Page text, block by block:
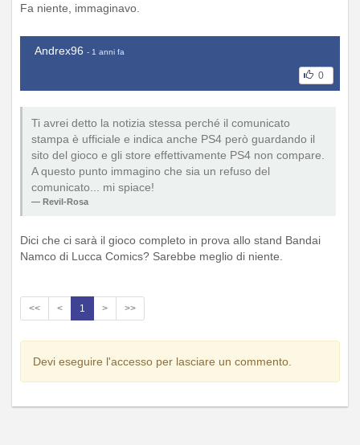
Fa niente, immaginavo.
Andrex96 - 1 anni fa
0
Ti avrei detto la notizia stessa perché il comunicato
stampa è ufficiale e indica anche PS4 però guardando il
sito del gioco e gli store effettivamente PS4 non compare.
A questo punto immagino che sia un refuso del
comunicato... mi spiace!
Revil-Rosa
Dici che ci sarà il gioco completo in prova allo stand Bandai
Namco di Lucca Comics? Sarebbe meglio di niente.
<< < 1 > >>
Devi eseguire l'accesso per lasciare un commento.